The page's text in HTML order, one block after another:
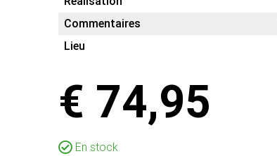
Commentaires
Lieu
€ 74,95
En stock